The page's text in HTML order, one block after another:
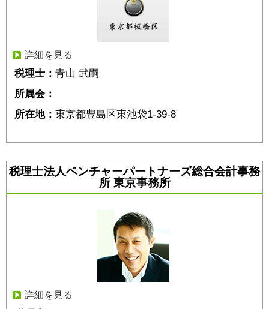
詳細を見る
税理士： 青山 武嗣
所属会：
所在地： 東京都豊島区東池袋1-39-8
税理士法人ベンチャーパートナーズ総合会計事務
所 東京事務所
詳細を見る